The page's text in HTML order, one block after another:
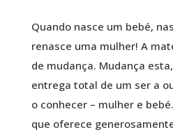
Quando nasce um bebé,
renasce uma mulher! A
de mudança. Mudança
entrega total de um ser a
o conhecer – mulher e
que oferece